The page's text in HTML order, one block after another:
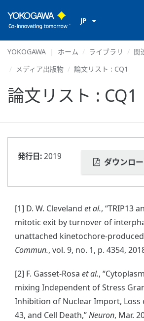
JP
YOKOGAWA ホーム ライブラリ
関
メディア出版物
論文リスト : CQ1
論文リスト : CQ1
ダウンロ
発行日:2019
[1] D. W. Cleveland et al., “TRIP13
mitotic exit by turnover of
unattached kinetochore-produced
Commun., vol. 9, no. 1, p. 4354,
[2] F. Gasset-Rosa et al.,
mixing Independent of Stress
Inhibition of Nuclear Import, Loss
43, and Cell Death,”Neuron, Mar.